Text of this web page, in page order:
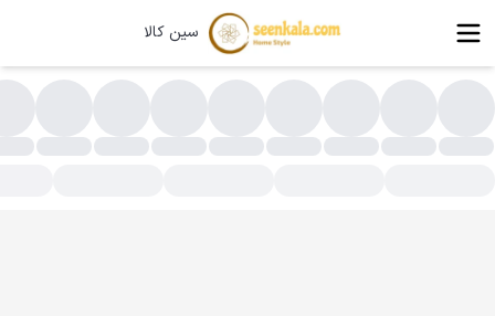
سین کالا